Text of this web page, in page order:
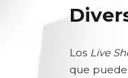
Los Live
que